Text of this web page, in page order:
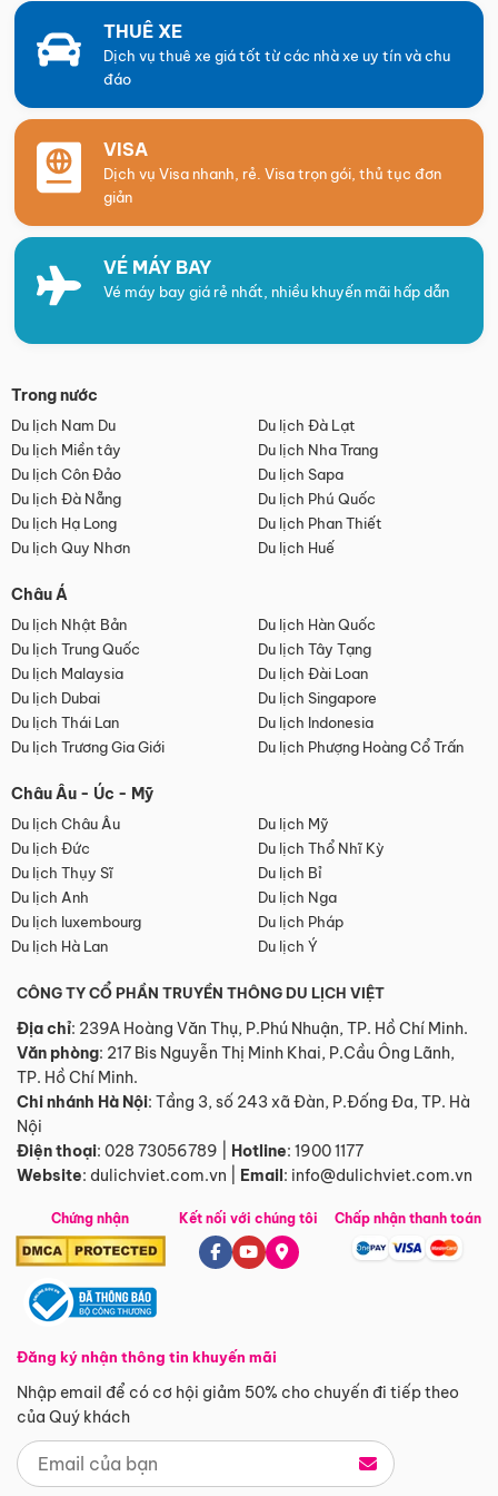
THUÊ XE
Dịch vụ thuê xe giá tốt từ các nhà xe uy tín và chu
đáo
VISA
Dịch vụ Visa nhanh, rẻ. Visa trọn gói, thủ tục đơn
giản
VÉ MÁY BAY
Vé máy bay giá rẻ nhất, nhiều khuyến mãi hấp dẫn
Trong nước
Du lịch Nam Du
Du lịch Đà Lạt
Du lịch Miền tây
Du lịch Nha Trang
Du lịch Côn Đảo
Du lịch Sapa
Du lịch Đà Nẵng
Du lịch Phú Quốc
Du lịch Hạ Long
Du lịch Phan Thiết
Du lịch Quy Nhơn
Du lịch Huế
Châu Á
Du lịch Nhật Bản
Du lịch Hàn Quốc
Du lịch Trung Quốc
Du lịch Tây Tạng
Du lịch Malaysia
Du lịch Đài Loan
Du lịch Dubai
Du lịch Singapore
Du lịch Thái Lan
Du lịch Indonesia
Du lịch Trương Gia Giới
Du lịch Phượng Hoàng Cổ Trấn
Châu Âu - Úc - Mỹ
Du lịch Châu Âu
Du lịch Mỹ
Du lịch Đức
Du lịch Thổ Nhĩ Kỳ
Du lịch Thụy Sĩ
Du lịch Bỉ
Du lịch Anh
Du lịch Nga
Du lịch luxembourg
Du lịch Pháp
Du lịch Hà Lan
Du lịch Ý
CÔNG TY CỔ PHẦN TRUYỀN THÔNG DU LỊCH VIỆT
Địa chỉ: 239A Hoàng Văn Thụ, P.Phú Nhuận, TP. Hồ Chí Minh.
Văn phòng: 217 Bis Nguyễn Thị Minh Khai, P.Cầu Ông Lãnh,
TP. Hồ Chí Minh.
Chi nhánh Hà Nội: Tầng 3, số 243 xã Đàn, P.Đống Đa, TP. Hà
Nội
Điện thoại: 028 73056789 Hotline: 1900 1177
Website: dulichviet.com.vn Email: info@dulichviet.com.vn
Chứng nhận
Đăng ký nhận thông tin khuyến mãi
Nhập email để có cơ hội giảm 50% cho chuyến đi tiếp theo
của Quý khách
Kết nối với chúng tôi Chấp nhận thanh toán